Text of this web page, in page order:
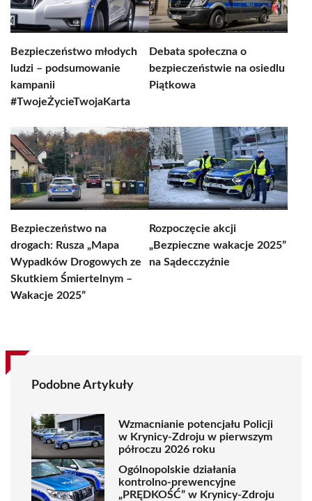
Bezpieczeństwo młodych
ludzi – podsumowanie
kampanii
#TwojeŻycieTwojaKarta
Debata społeczna o
bezpieczeństwie na osiedlu
Piątkowa
Bezpieczeństwo na
drogach: Rusza „Mapa
Wypadków Drogowych ze
Skutkiem Śmiertelnym –
Wakacje 2025”
Rozpoczęcie akcji
„Bezpieczne wakacje 2025”
na Sądecczyźnie
Podobne Artykuły
Wzmacnianie potencjału Policji
w Krynicy-Zdroju w pierwszym
półroczu 2026 roku
Ogólnopolskie działania
kontrolno-prewencyjne
„PRĘDKOŚĆ” w Krynicy-Zdroju